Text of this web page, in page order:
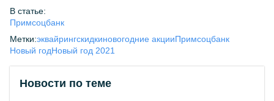
В статье:
Примсоцбанк
Метки:эквайрингскидкиновогодние акцииПримсоцбанк
Новый годНовый год 2021
Новости по теме